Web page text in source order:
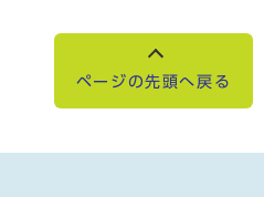
ページの先頭へ戻る